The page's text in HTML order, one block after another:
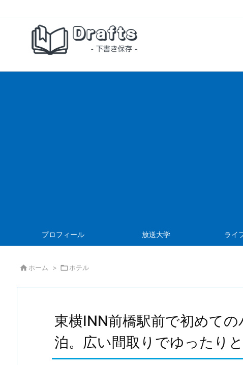
プロフィール 放送大学 ライ
 ホーム > ホテル
東横INN前橋駅前で初めて
泊。広い間取りでゆったり